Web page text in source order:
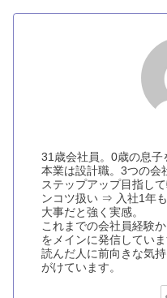
31歳会社員。0歳の息子
本業は設計職。3つの会
ステップアップ目指し
ンコツ扱い ⇒ 入社1年
大事だと強く実感。
これまでの会社員経験
をメインに発信していま
読んだ人に前向きな気
がけています。